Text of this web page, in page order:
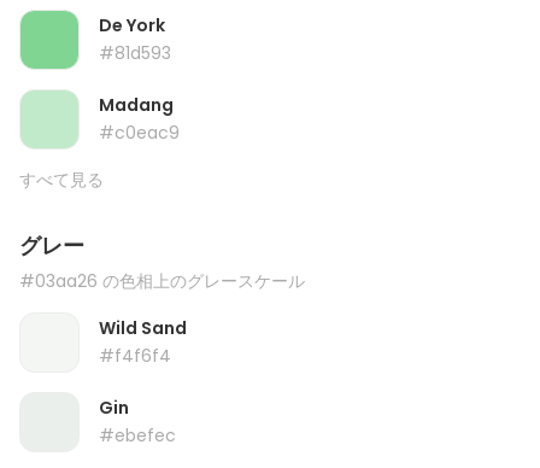
De York
#81d593
Madang
#c0eac9
すべて見る
グレー
#03aa26 の色相上のグレースケール
Wild Sand
#f4f6f4
Gin
#ebefec